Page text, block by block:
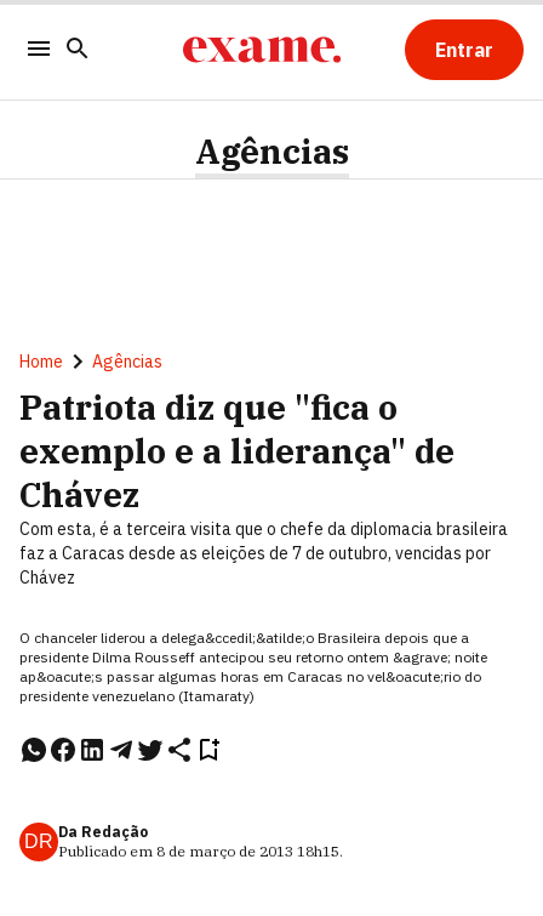
Entrar
Agências
Home Agências
Patriota diz que "fica o
exemplo e a liderança" de
Chávez
Com esta, é a terceira visita que o chefe da diplomacia brasileira
faz a Caracas desde as eleições de 7 de outubro, vencidas por
Chávez
O chanceler liderou a delega&ccedil;&atilde;o Brasileira depois que a
presidente Dilma Rousseff antecipou seu retorno ontem &agrave; noite
ap&oacute;s passar algumas horas em Caracas no vel&oacute;rio do
presidente venezuelano (Itamaraty)
DR Da Redação
Publicado em 8 de março de 2013 18h15.